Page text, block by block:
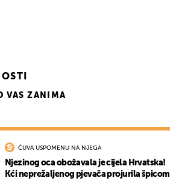
VAS ZANIMA
ČUVA USPOMENU NA NJEGA
Njezinog oca obožavala je cijela Hrvatska!
Kći neprežaljenog pjevača projurila špicom